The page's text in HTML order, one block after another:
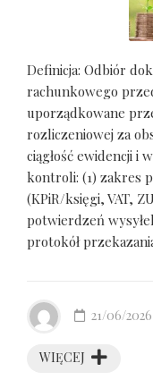
Definicja: Odbiór
rachunkowego
uporządkowane
rozliczeniowej za
ciągłość ewidencji i
kontroli: (1) zakres
(KPiR/księgi, VAT,
potwierdzeń
protokół
WIĘCEJ
21/06/2026